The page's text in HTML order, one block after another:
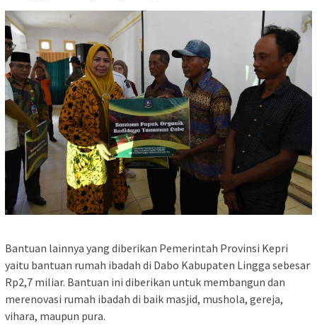
Bantuan lainnya yang diberikan Pemerintah Provinsi Kepri
yaitu bantuan rumah ibadah di Dabo Kabupaten Lingga sebesar
Rp2,7 miliar. Bantuan ini diberikan untuk membangun dan
merenovasi rumah ibadah di baik masjid, mushola, gereja,
vihara, maupun pura.